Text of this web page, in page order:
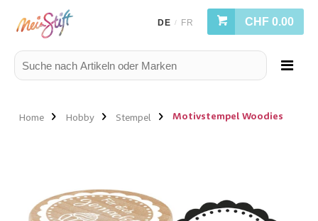
DE / FR CHF 0.00
Home Hobby Stempel Motivstempel Woodies